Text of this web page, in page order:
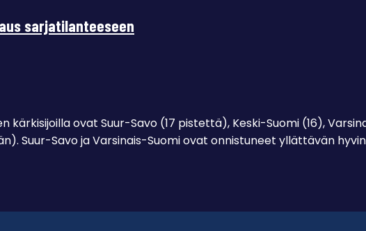
sarjatilanteeseen
ovat Suur-Savo (17 pistettä), Keski-Suomi (16),
Suur-Savo ja Varsinais-Suomi ovat onnistuneet yllättävän